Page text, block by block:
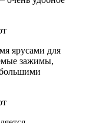
ярусами для
зажимы,